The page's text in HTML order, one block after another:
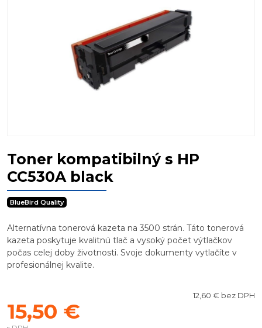
Toner kompatibilný s HP
CC530A black
BlueBird Quality
Alternatívna tonerová kazeta na 3500 strán. Táto tonerová
kazeta poskytuje kvalitnú tlač a vysoký počet výtlačkov
počas celej doby životnosti. Svoje dokumenty vytlačíte v
profesionálnej kvalite.
12,60 € bez DPH
15,50 €